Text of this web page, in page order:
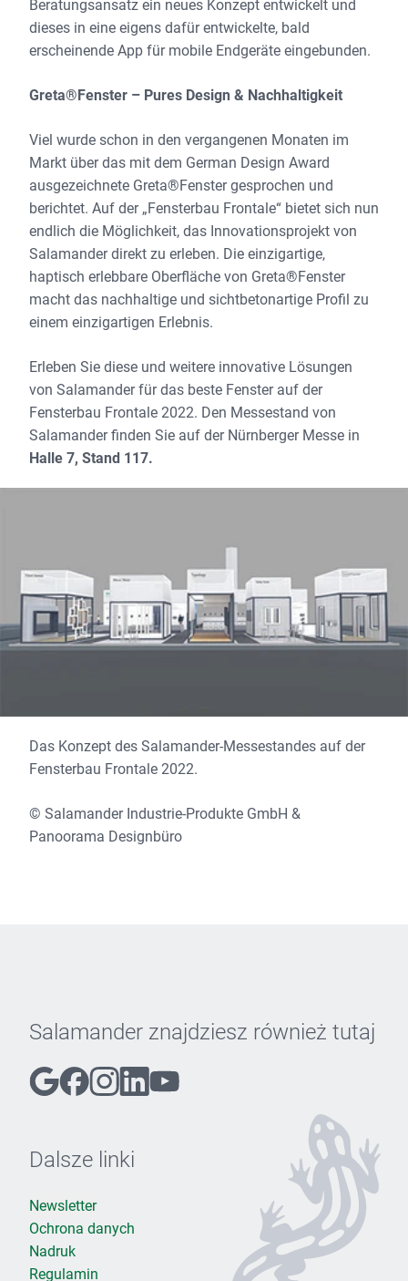
Beratungsansatz ein neues Konzept entwickelt und
dieses in eine eigens dafür entwickelte, bald
erscheinende App für mobile Endgeräte eingebunden.
Greta®Fenster – Pures Design & Nachhaltigkeit
Viel wurde schon in den vergangenen Monaten im
Markt über das mit dem German Design Award
ausgezeichnete Greta®Fenster gesprochen und
berichtet. Auf der „Fensterbau Frontale“ bietet sich nun
endlich die Möglichkeit, das Innovationsprojekt von
Salamander direkt zu erleben. Die einzigartige,
haptisch erlebbare Oberfläche von Greta®Fenster
macht das nachhaltige und sichtbetonartige Profil zu
einem einzigartigen Erlebnis.
Erleben Sie diese und weitere innovative Lösungen
von Salamander für das beste Fenster auf der
Fensterbau Frontale 2022. Den Messestand von
Salamander finden Sie auf der Nürnberger Messe in
Halle 7, Stand 117.
Das Konzept des Salamander-Messestandes auf der
Fensterbau Frontale 2022.
© Salamander Industrie-Produkte GmbH &
Panoorama Designbüro
Salamander znajdziesz również tutaj
Dalsze linki
Newsletter
Ochrona danych
Nadruk
Regulamin